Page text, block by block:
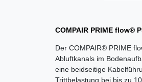
COMPAIR PRIME flow®
Der COMPAIR® PRIME
Abluftkanals im
eine beidseitige
Trittbelastung bei bis zu